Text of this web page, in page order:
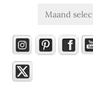
Archieven